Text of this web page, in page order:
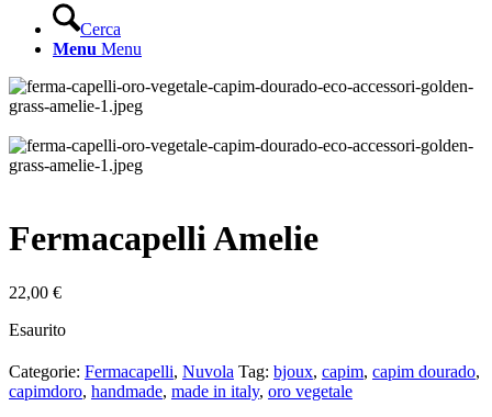
Cerca
Menu Menu
Fermacapelli Amelie
22,00 €
Esaurito
Categorie: Fermacapelli, Nuvola Tag: bjoux, capim, capim dourado,
capimdoro, handmade, made in italy, oro vegetale